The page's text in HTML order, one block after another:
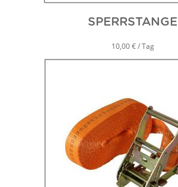
SPERRSTANGE
10,00 € / Tag